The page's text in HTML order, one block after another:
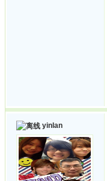
yinlan